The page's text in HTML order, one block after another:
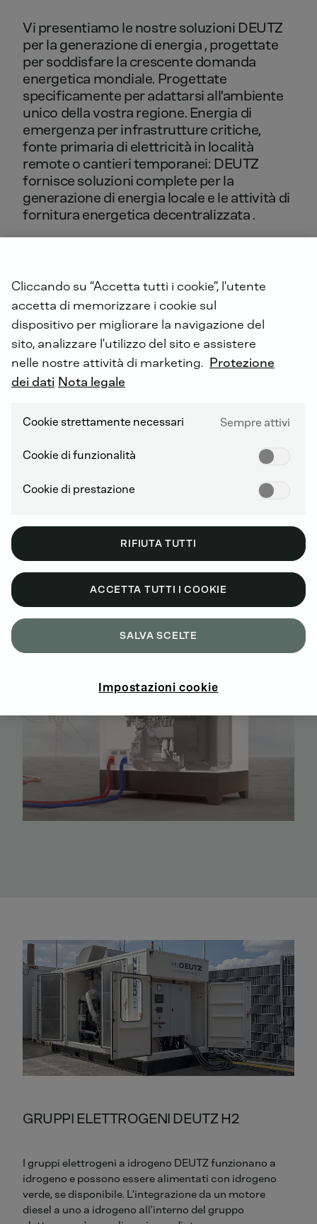
Vi presentiamo le nostre soluzioni DEUTZ
perla generazione di energia , progettate
persoddisfare la crescente domanda
energetica mondiale. Progettate
specificamente peradattarsi all'ambiente
unico dellavostra regione. Energia di
emergenza perinfrastrutture critiche,
fonte primaria di elettricità in località
remote o cantieritemporanei: DEUTZ
fornisce soluzioni complete perla
generazione di energia locale e le attività di
fornitura energetica decentralizzata .
GENERATORI CLASSICI
Integrando tecnologia avanzata e componenti
Solutions garantiscono il funzionamento continuo del
e lo stoccaggio di energia per diverse applicazioni.
Disponibili in due varianti: Open Frame e Sound-Proof
alta efficienza, la nostra gamma di generatori classici
durante le emergenze o come fonte primaria di energia
GRUPPI ELETTROGENI DEUTZ H2
I gruppi elettrogeni a idrogeno DEUTZ funzionano a
idrogeno e possono essere alimentati con idrogeno
verde, se disponibile. L'integrazione da un motore
diesel a uno a idrogeno all'interno del gruppo
Cliccando su “Accetta tutti i cookie”, l'utente
accetta di memorizzare i cookie sul
dispositivo per migliorare la navigazione del
sito, analizzare l'utilizzo del sito e assistere
nelle nostre attività di marketing. Protezione
dei dati Nota legale
Cookie strettamente necessari Sempre attivi
Cookie di funzionalità
Cookie di prestazione
RIFIUTA TUTTI
ACCETTA TUTTI I COOKIE
SALVA SCELTE
Impostazioni cookie